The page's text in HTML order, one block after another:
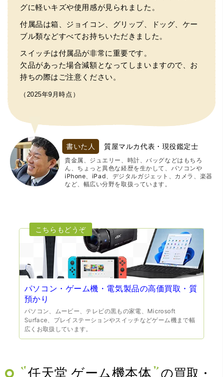
グに軽いキズや使用感が見られました。
付属品は箱、ジョイコン、グリップ、ドッグ、ケー
ブル類などすべてお持ちいただきました。
スイッチは付属品が非常に重要です。
欠品があった場合減額となってしまいますので、お
持ちの際はご注意ください。
（2025年9月時点）
書いた人 質屋マルカ代表・現役鑑定士
貴金属、ジュエリー、時計、バッグなどはもちろ
ん、ちょっと異色な経歴を生かして、パソコンや
iPhone、iPad、デジタルガジェット、カメラ、楽器
など、幅広い分野を取扱っています。
パソコン・ゲーム機・電気製品の高価買取・質
預かり
パソコン、ムービー、テレビの黒もの家電、Microsoft
Surface、プレイステーションやスイッチなどゲーム機まで幅
広くお取扱しています。
任天堂 ゲーム機本体
の買取・